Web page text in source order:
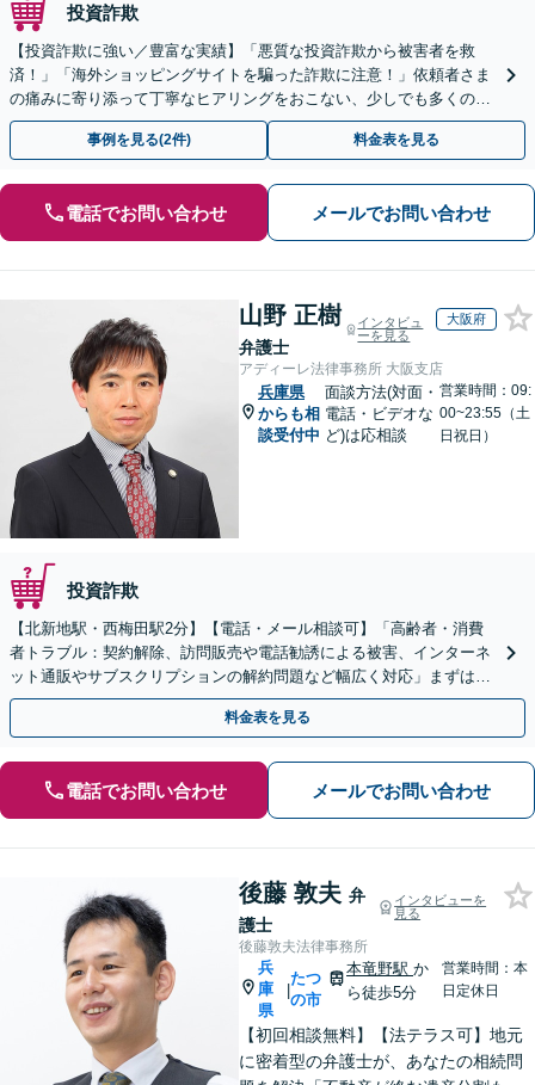
投資詐欺
【投資詐欺に強い／豊富な実績】「悪質な投資詐欺から被害者を救
済！」「海外ショッピングサイトを騙った詐欺に注意！」依頼者さま
の痛みに寄り添って丁寧なヒアリングをおこない、少しでも多くの返
金が得られるよう尽力します！
事例を見る(2件) 料金表を見る
電話でお問い合わせ メールでお問い合わせ
山野 正樹
弁護士
インタビュ
ーを見る
大阪府
アディーレ法律事務所 大阪支店
兵庫県
からも相
談受付中
面談方法(対面・
電話・ビデオな
ど)は応相談
営業時間：09:
00~23:55（土
日祝日）
投資詐欺
【北新地駅・西梅田駅2分】【電話・メール相談可】「高齢者・消費
者トラブル：契約解除、訪問販売や電話勧誘による被害、インターネ
ット通販やサブスクリプションの解約問題など幅広く対応」まずは一
度ご相談ください【休日・夜間相談可】
料金表を見る
電話でお問い合わせ メールでお問い合わせ
後藤 敦夫 弁
護士
インタビューを
見る
後藤敦夫法律事務所
兵
庫
県
|
たつ
の市
本竜野駅か
ら徒歩5分
営業時間：本
日定休日
【初回相談無料】【法テラス可】地元
に密着型の弁護士が、あなたの相続問